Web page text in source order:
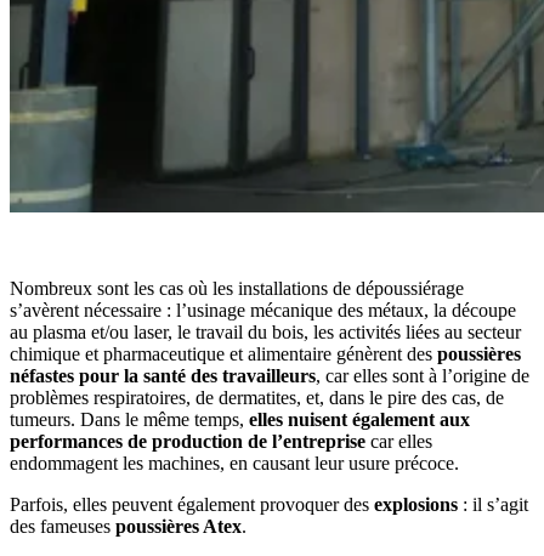
Nombreux sont les cas où les installations de dépoussiérage
s’avèrent nécessaire : l’usinage mécanique des métaux, la découpe
au plasma et/ou laser, le travail du bois, les activités liées au secteur
chimique et pharmaceutique et alimentaire génèrent des poussières
néfastes pour la santé des travailleurs, car elles sont à l’origine de
problèmes respiratoires, de dermatites, et, dans le pire des cas, de
tumeurs. Dans le même temps, elles nuisent également aux
performances de production de l’entreprise car elles
endommagent les machines, en causant leur usure précoce.
Parfois, elles peuvent également provoquer des explosions : il s’agit
des fameuses poussières Atex.